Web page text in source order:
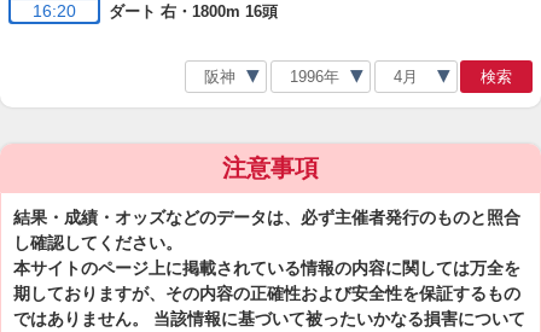
16:20 ダート 右・1800m 16頭
検索
注意事項
結果・成績・オッズなどのデータは、必ず主催者発行のものと照合
し確認してください。
本サイトのページ上に掲載されている情報の内容に関しては万全を
期しておりますが、その内容の正確性および安全性を保証するもの
ではありません。 当該情報に基づいて被ったいかなる損害について